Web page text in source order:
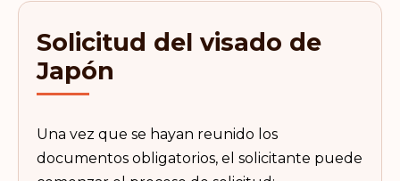
Solicitud del visado de
Japón
Una vez que se hayan reunido los
documentos obligatorios, el solicitante puede